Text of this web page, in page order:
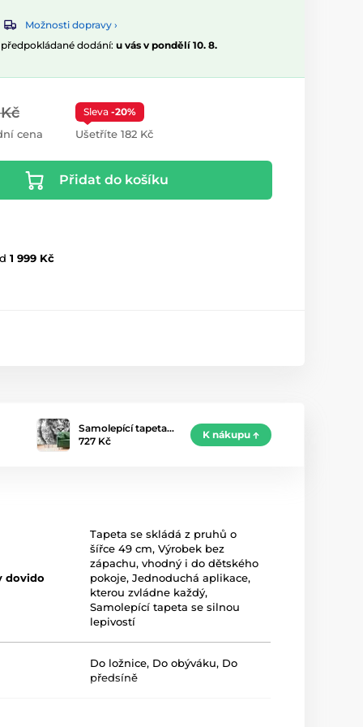
Možnosti dopravy ›
dodání: u vás v pondělí 10. 8.
cena
Sleva -20%
Ušetříte 182 Kč
Přidat do košíku
1 999 Kč
Samolepící tapeta…
727 Kč
K nákupu
dovido
Tapeta se skládá z pruhů o
šířce 49 cm,Výrobek bez
zápachu, vhodný i do dětského
pokoje,Jednoduchá aplikace,
kterou zvládne každý,
Samolepící tapeta se silnou
lepivostí
Do ložnice, Do obýváku, Do
předsíně